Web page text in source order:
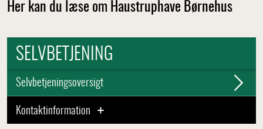
Her kan du læse om Haustruphave Børnehus
SELVBETJENING
Selvbetjeningsoversigt
Kontaktinformation